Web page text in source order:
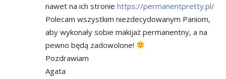
nawet na ich stronie https://permanentpretty.pl/
Polecam wszystkim niezdecydowanym Paniom,
aby wykonały sobie makijaż permanentny, a na
pewno będą zadowolone!
Pozdrawiam
Agata